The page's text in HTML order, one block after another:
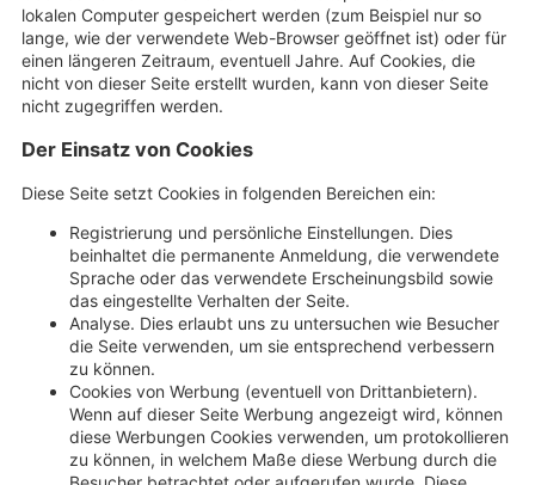
lokalen Computer gespeichert werden (zum Beispiel nur so
lange, wie der verwendete Web-Browser geöffnet ist) oder für
einen längeren Zeitraum, eventuell Jahre. Auf Cookies, die
nicht von dieser Seite erstellt wurden, kann von dieser Seite
nicht zugegriffen werden.
Der Einsatz von Cookies
Diese Seite setzt Cookies in folgenden Bereichen ein:
Registrierung und persönliche Einstellungen. Dies
beinhaltet die permanente Anmeldung, die verwendete
Sprache oder das verwendete Erscheinungsbild sowie
das eingestellte Verhalten der Seite.
Analyse. Dies erlaubt uns zu untersuchen wie Besucher
die Seite verwenden, um sie entsprechend verbessern
zu können.
Cookies von Werbung (eventuell von Drittanbietern).
Wenn auf dieser Seite Werbung angezeigt wird, können
diese Werbungen Cookies verwenden, um protokollieren
zu können, in welchem Maße diese Werbung durch die